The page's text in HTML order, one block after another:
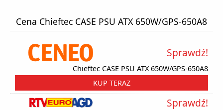
Cena Chieftec CASE PSU ATX 650W/GPS-650A8
Chieftec CASE PSU ATX 650W/GPS-650A8
Sprawdź!
KUP TERAZ
Sprawdź!